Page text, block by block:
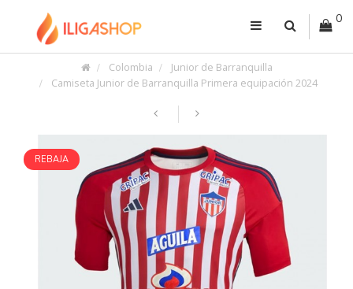
0
Colombia
Junior de Barranquilla
Camiseta Junior de Barranquilla Primera equipación 2024
REBAJA